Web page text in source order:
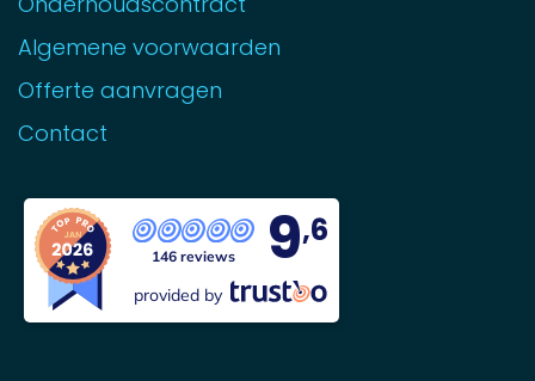
Algemene voorwaarden
Offerte aanvragen
Contact
146 reviews 9,6
provided by